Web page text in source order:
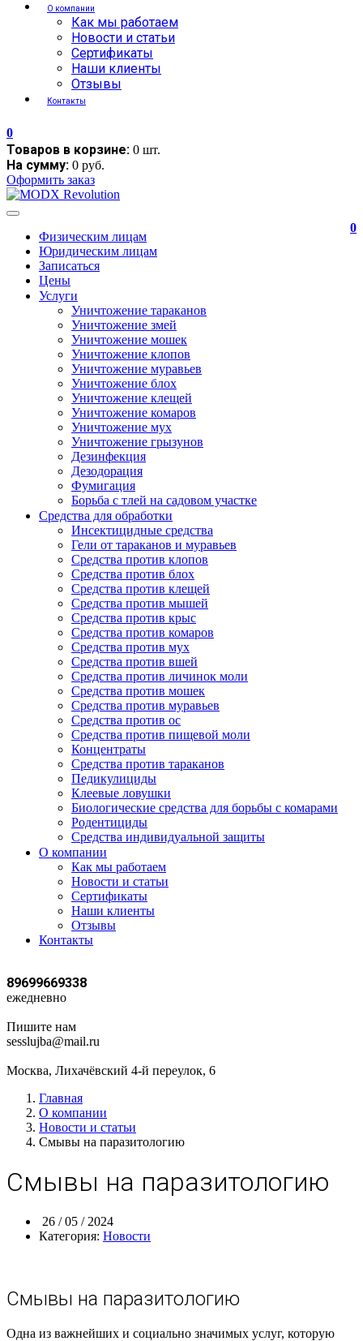
О компании
Как мы работаем
Новости и статьи
Сертификаты
Наши клиенты
Отзывы
Контакты
0
Товаров в корзине: 0 шт.
На сумму: 0 руб.
Оформить заказ
0
Физическим лицам
Юридическим лицам
Записаться
Цены
Услуги
Уничтожение тараканов
Уничтожение змей
Уничтожение мошек
Уничтожение клопов
Уничтожение муравьев
Уничтожение блох
Уничтожение клещей
Уничтожение комаров
Уничтожение мух
Уничтожение грызунов
Дезинфекция
Дезодорация
Фумигация
Борьба с тлей на садовом участке
Средства для обработки
Инсектицидные средства
Гели от тараканов и муравьев
Средства против клопов
Средства против блох
Средства против клещей
Средства против мышей
Средства против крыс
Средства против комаров
Средства против мух
Средства против вшей
Средства против личинок моли
Средства против мошек
Средства против муравьев
Средства против ос
Средства против пищевой моли
Концентраты
Средства против тараканов
Педикулициды
Клеевые ловушки
Биологические средства для борьбы с комарами
Родентициды
Средства индивидуальной защиты
О компании
Как мы работаем
Новости и статьи
Сертификаты
Наши клиенты
Отзывы
Контакты
89699669338
ежедневно
Пишите нам
sesslujba@mail.ru
Москва, Лихачёвский 4-й переулок, 6
Главная
О компании
Новости и статьи
Смывы на паразитологию
Смывы на паразитологию
26 / 05 / 2024
Категория: Новости
Смывы на паразитологию
Одна из важнейших и социально значимых услуг, которую